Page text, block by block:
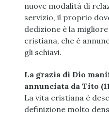
nuove modalità di
servizio, il proprio
dedizione è la
cristiana, che è
gli schiavi.
La grazia di Dio
annunciata da Tito
La vita cristiana è
definizione molto